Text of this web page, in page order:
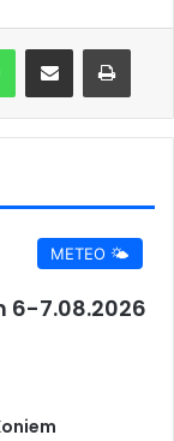
WhatsAppShare via Email Print
METEO 🌤️
6-7.08.2026